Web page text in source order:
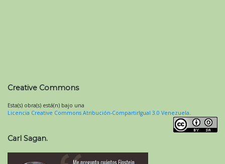
Creative Commons
Esta(s) obra(s) está(n) bajo una
Licencia Creative Commons Atribución-CompartirIgual 3.0 Venezuela.
Carl Sagan.